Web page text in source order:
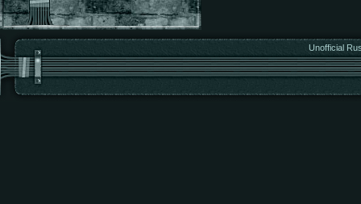
Unofficial